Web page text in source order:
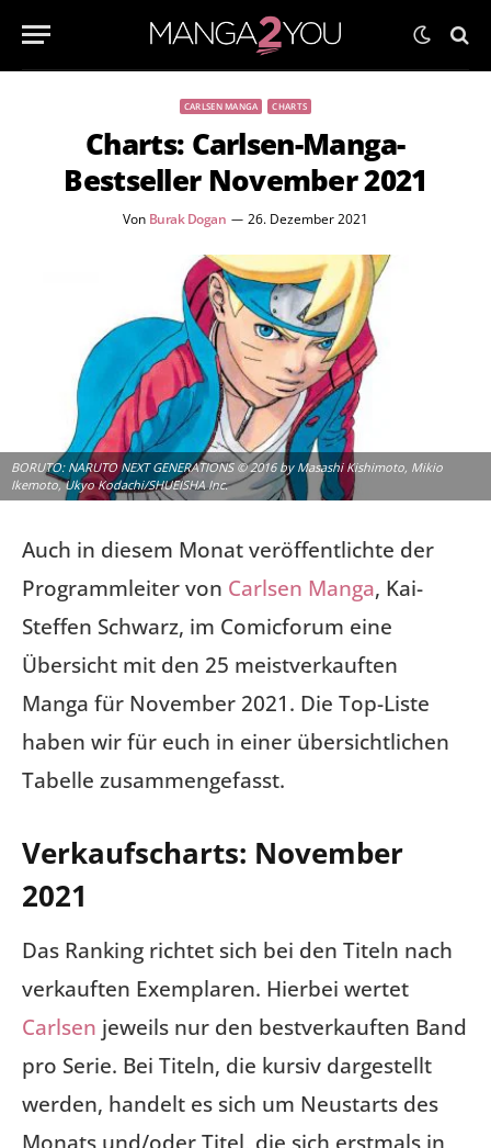
CARLSEN MANGA CHARTS
Charts: Carlsen-Manga-
Bestseller November 2021
Von Burak Dogan 26. Dezember 2021
BORUTO: NARUTO NEXT GENERATIONS © 2016 by Masashi Kishimoto, Mikio
Ikemoto, Ukyo Kodachi/SHUEISHA Inc.
Auch in diesem Monat veröffentlichte der
Programmleiter von Carlsen Manga, Kai-
Steffen Schwarz, im Comicforum eine
Übersicht mit den 25 meistverkauften
Manga für November 2021. Die Top-Liste
haben wir für euch in einer übersichtlichen
Tabelle zusammengefasst.
Verkaufscharts: November
2021
Das Ranking richtet sich bei den Titeln nach
verkauften Exemplaren. Hierbei wertet
Carlsen jeweils nur den bestverkauften Band
pro Serie. Bei Titeln, die kursiv dargestellt
werden, handelt es sich um Neustarts des